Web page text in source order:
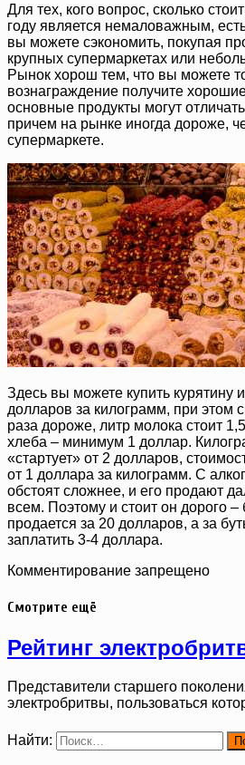
Для тех, кого вопрос, сколько
году является немаловажным,
вы можете сэкономить, покупая
крупных супермаркетах или
Рынок хорош тем, что вы можете
вознаграждение получите
основные продукты могут
причем на рынке иногда дороже,
супермаркете.
Здесь вы можете купить курятину
долларов за килограмм, при этом
раза дороже, литр молока стоит
хлеба – минимум 1 доллар.
«стартует» от 2 долларов,
от 1 доллара за килограмм. С
обстоят сложнее, и его продают
всем. Поэтому и стоит он дорого –
продается за 20 долларов, а за
заплатить 3-4 доллара.
Комментирование запрещено
Смотрите ещё
Рейтинг
Представители старшего
электробритвы, пользоваться
Найти: